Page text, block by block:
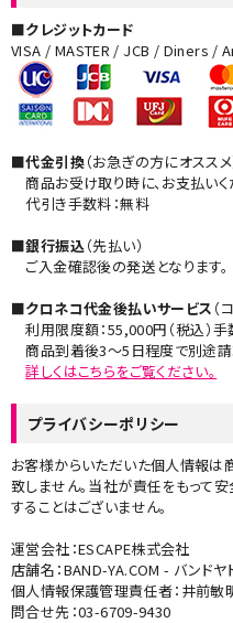
■クレジットカード
VISA / MASTER / JCB / Diners /
■代金引換（お急ぎの方にオススメ
商品お受け取り時に、お支払いく
代引き手数料：無料
■銀行振込（先払い）
ご入金確認後の発送となります。
■クロネコ代金後払いサービス （
利用限度額：55,000円（税込）手
商品到着後3～5日程度で別途請
詳しくはこちらをご覧ください。​
プライバシーポリシー
お客様からいただいた個人情報
致しません。当社が責任をもって
することはございません。
運営会社：ESCAPE株式会社
店舗名：BAND-YA.COM - バンドヤ
個人情報保護管理責任者：井前敏
問合せ先：03-6709-9430